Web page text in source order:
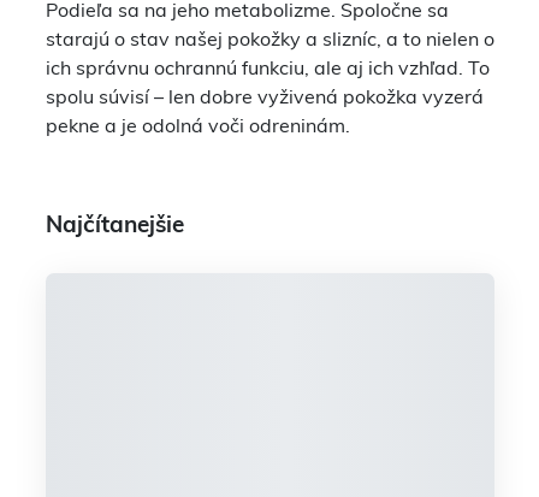
Podieľa sa na jeho metabolizme. Spoločne sa
starajú o stav našej pokožky a slizníc, a to nielen o
ich správnu ochrannú funkciu, ale aj ich vzhľad. To
spolu súvisí – len dobre vyživená pokožka vyzerá
pekne a je odolná voči odreninám.
Najčítanejšie